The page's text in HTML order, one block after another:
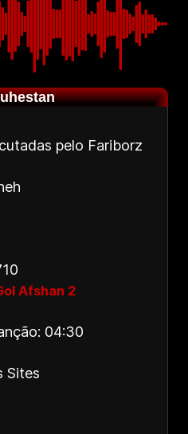
pelo Fariborz
Afshan 2
04:30
Sites